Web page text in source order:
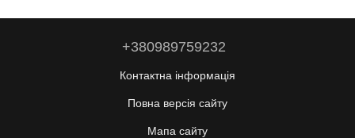
+380989759232
Контактна інформація
Повна версія сайту
Мапа сайту